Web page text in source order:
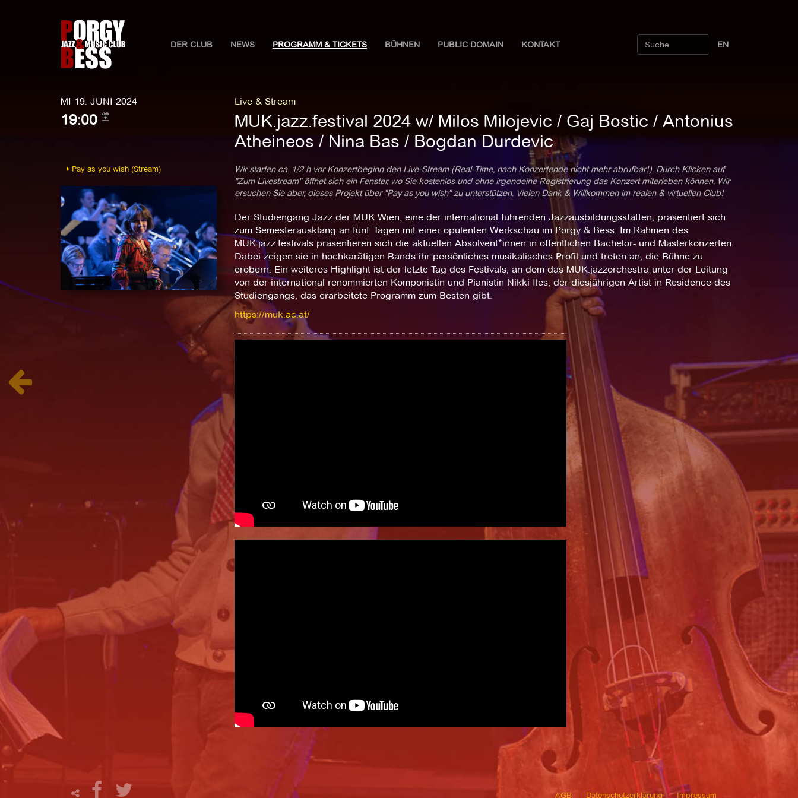
DER CLUB NEWS PROGRAMM & TICKETS BÜHNEN PUBLIC DOMAIN KONTAKT EN
MI 19. JUNI 2024
19:00
Live & Stream
MUK.jazz.festival 2024 w/ Milos Milojevic / Gaj Bostic / Antonius
Atheineos / Nina Bas / Bogdan Durdevic
Pay as you wish (Stream)
Wir starten ca. 1/2 h vor Konzertbeginn den Live-Stream (Real-Time, nach Konzertende nicht mehr abrufbar!). Durch Klicken auf
"Zum Livestream" öffnet sich ein Fenster, wo Sie kostenlos und ohne irgendeine Registrierung das Konzert miterleben können. Wir
ersuchen Sie aber, dieses Projekt über "Pay as you wish" zu unterstützen. Vielen Dank & Willkommen im realen & virtuellen Club!
Der Studiengang Jazz der MUK Wien, eine der international führenden Jazzausbildungsstätten, präsentiert sich
zum Semesterausklang an fünf Tagen mit einer opulenten Werkschau im Porgy & Bess: Im Rahmen des
MUK.jazz.festivals präsentieren sich die aktuellen Absolvent*innen in öffentlichen Bachelor- und Masterkonzerten.
Dabei zeigen sie in hochkarätigen Bands ihr persönliches musikalisches Profil und treten an, die Bühne zu
erobern. Ein weiteres Highlight ist der letzte Tag des Festivals, an dem das MUK.jazzorchestra unter der Leitung
von der international renommierten Komponistin und Pianistin Nikki Iles, der diesjährigen Artist in Residence des
Studiengangs, das erarbeitete Programm zum Besten gibt.
https://muk.ac.at/
AGB Datenschutzerklärung Impressum